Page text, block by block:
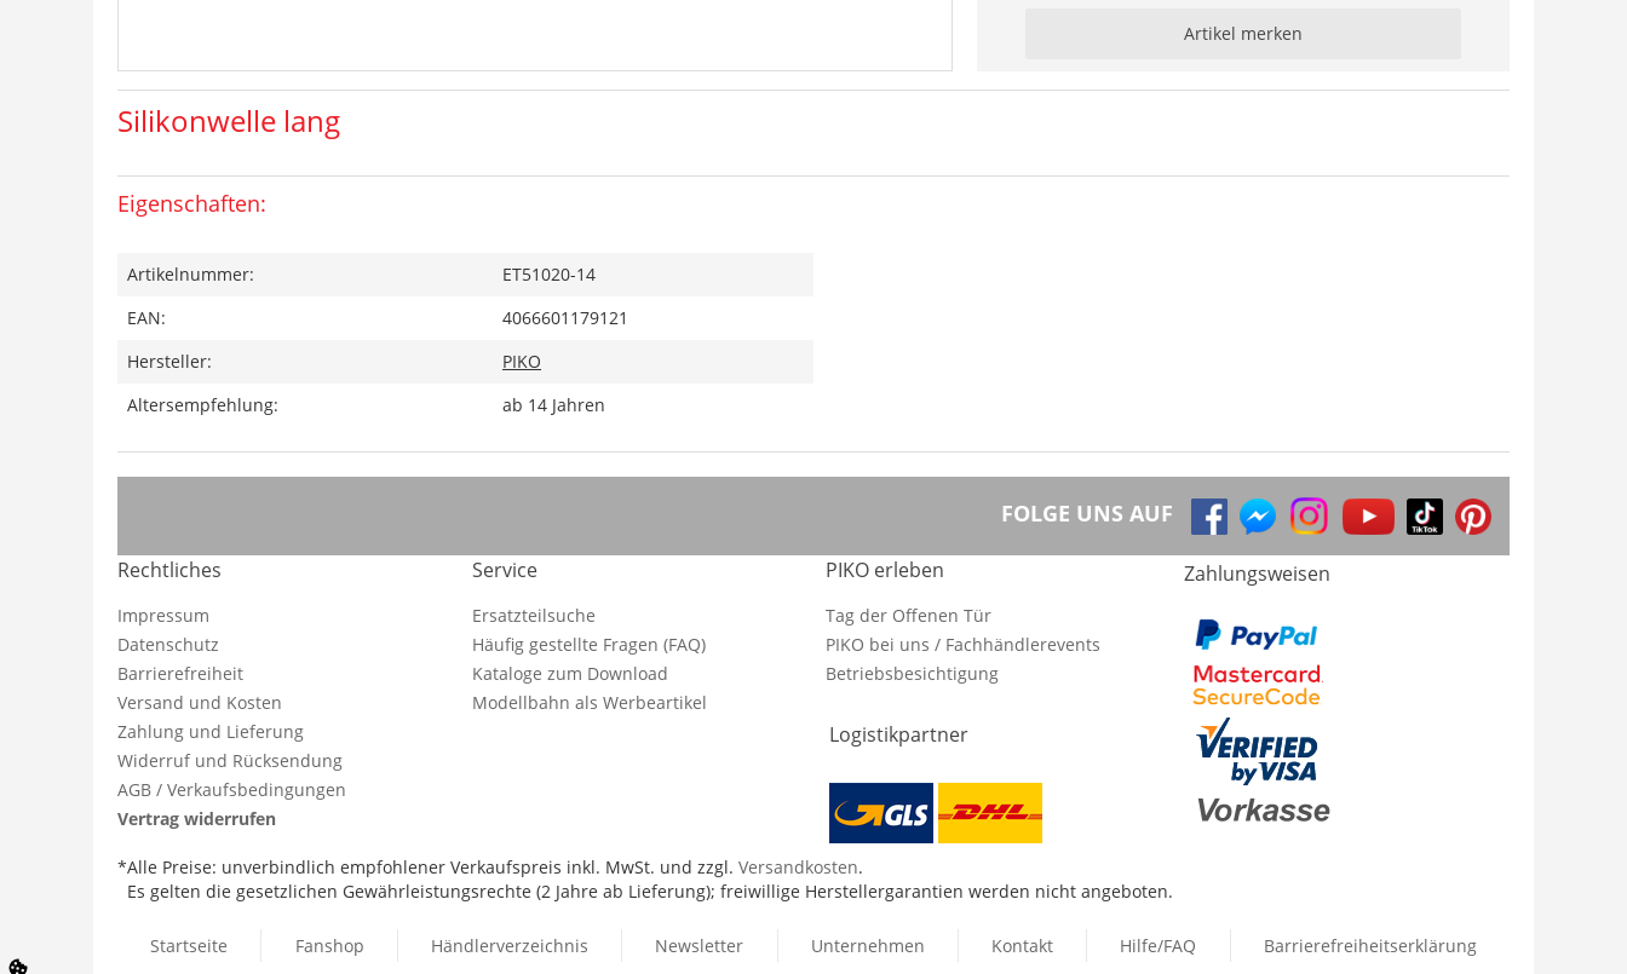
Artikel merken
Silikonwelle lang
Eigenschaften:
Artikelnummer:
ET51020-14
EAN:
4066601179121
Hersteller:
PIKO
Altersempfehlung:
ab 14 Jahren
FOLGE UNS AUF
Rechtliches
Impressum
Datenschutz
Barrierefreiheit
Versand und Kosten
Zahlung und Lieferung
Widerruf und Rücksendung
AGB / Verkaufsbedingungen
Vertrag widerrufen
Service
Ersatzteilsuche
Häufig gestellte Fragen (FAQ)
Kataloge zum Download
Modellbahn als Werbeartikel
PIKO erleben
Tag der Offenen Tür
PIKO bei uns / Fachhändlerevents
Betriebsbesichtigung
Logistikpartner
Zahlungsweisen
*Alle Preise: unverbindlich empfohlener Verkaufspreis inkl. MwSt. und zzgl. Versandkosten.
Es gelten die gesetzlichen Gewährleistungsrechte (2 Jahre ab Lieferung); freiwillige Herstellergarantien werden nicht angeboten.
Startseite Fanshop Händlerverzeichnis Newsletter Unternehmen Kontakt Hilfe/FAQ Barrierefreiheitserklärung